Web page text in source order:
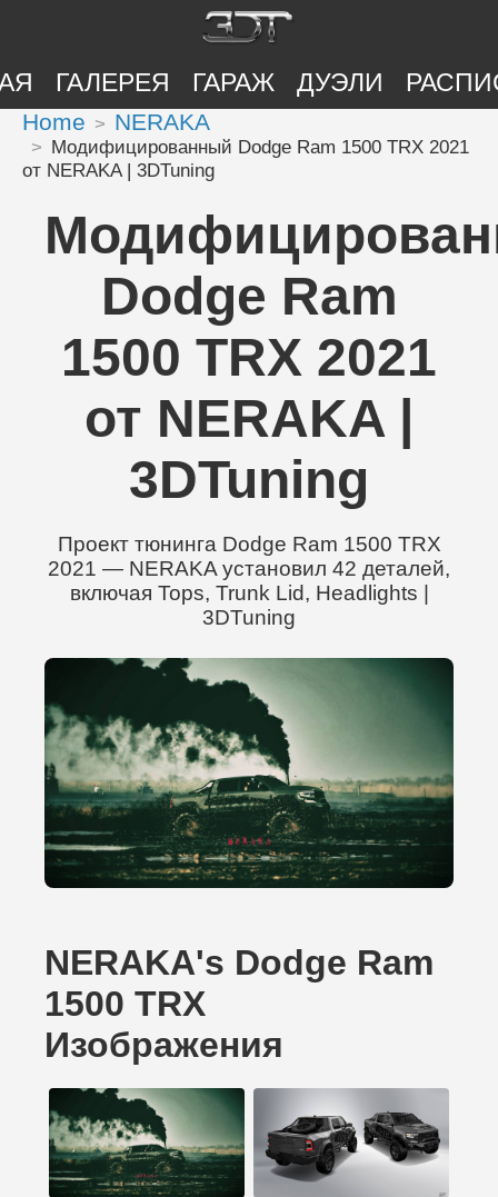
ГАЛЕРЕЯ ГАРАЖ ДУЭЛИ
Home NERAKA
Модифицированный Dodge Ram 1500 TRX 2021
от NERAKA | 3DTuning
Dodge Ram
1500 TRX 2021
от NERAKA |
3DTuning
Проект тюнинга Dodge Ram 1500 TRX
2021 — NERAKA установил 42 деталей,
включая Tops, Trunk Lid, Headlights |
3DTuning
NERAKA's Dodge Ram
1500 TRX
Изображения